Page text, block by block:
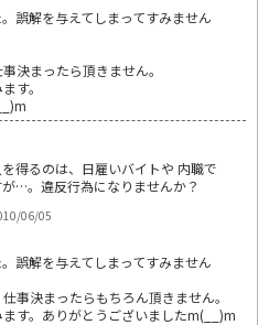
誤解を与えてしまってすみません
決まったら頂きません。
す。
得るのは、日雇いバイトや 内職で
…。違反行為になりませんか？
06/05
誤解を与えてしまってすみません
事決まったらもちろん頂きません。
す。ありがとうございましたm(__)m